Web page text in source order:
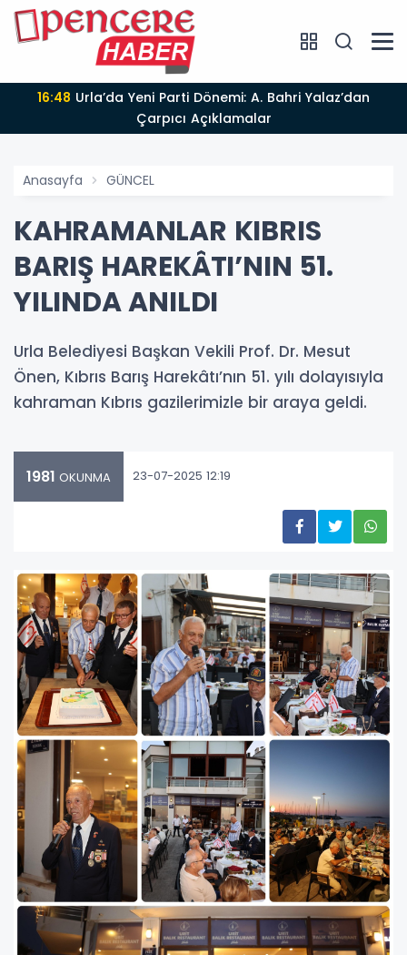
16:48
Çarpıcı Açıklamalar
Anasayfa GÜNCEL
KAHRAMANLAR KIBRIS
BARIŞ HAREKÂTI’NIN 51.
YILINDA ANILDI
Urla Belediyesi Başkan Vekili Prof. Dr. Mesut
Önen, Kıbrıs Barış Harekâtı’nın 51. yılı dolayısıyla
kahraman Kıbrıs gazilerimizle bir araya geldi.
1981 OKUNMA 23-07-2025 12:19